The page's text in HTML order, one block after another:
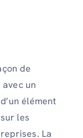
de
un
élément
les
La